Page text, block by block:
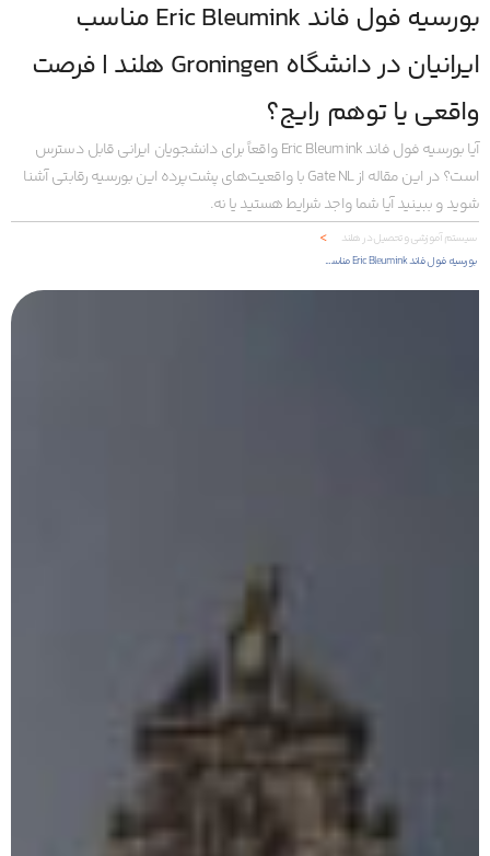
بورسیه فول فاند Eric Bleumink مناسب
ایرانیان در دانشگاه Groningen هلند | فرصت
واقعی یا توهم رایج؟
آیا بورسیه فول فاند Eric Bleumink واقعاً برای دانشجویان ایرانی قابل دسترس
است؟ در این مقاله از Gate NL با واقعیت‌های پشت‌پرده این بورسیه رقابتی آشنا
شوید و ببینید آیا شما واجد شرایط هستید یا نه.
سیستم آموزشی و تحصیل در هلند <
بورسیه فول فاند Eric Bleumink مناسب ایرانیان در دانشگاه Groningen هلند | فرصت واقعی یا توهم رایج؟